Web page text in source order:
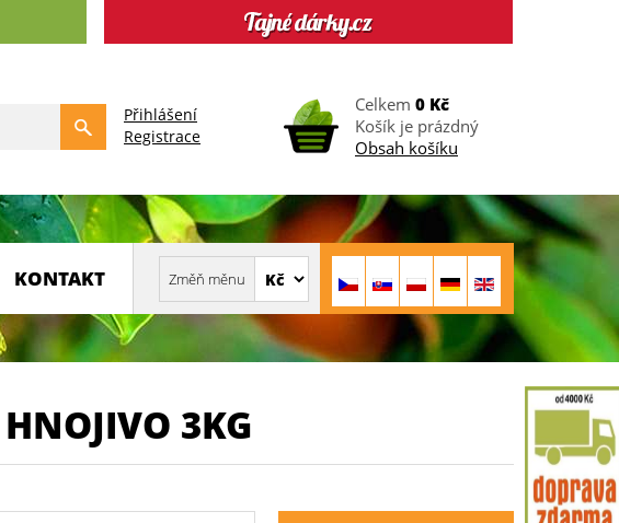
Přihlášení
Registrace
Celkem 0 Kč
Košík je prázdný
Obsah košíku
KONTAKT
3KG